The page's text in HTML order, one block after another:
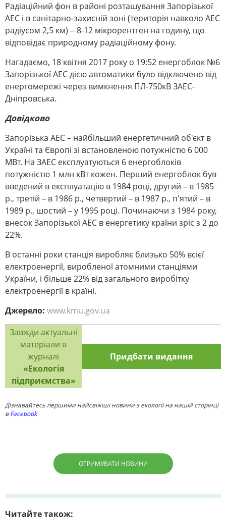
Радіаційний фон в районі розташування Запорізької
АЕС і в санітарно-захисній зоні (територія навколо АЕС
радіусом 2,5 км) ‒ 8-12 мікрорентген на годину, що
відповідає природному радіаційному фону.
Нагадаємо, 18 квітня 2017 року о 19:52 енергоблок №6
Запорізької АЕС дією автоматики було відключено від
енергомережі через вимкнення ПЛ-750кВ ЗАЕС-
Дніпровська.
Довідково
Запорізька АЕС – найбільший енергетичний об'єкт в
Україні та Європі зі встановленою потужністю 6 000
МВт. На ЗАЕС експлуатуються 6 енергоблоків
потужністю 1 млн кВт кожен. Перший енергоблок був
введений в експлуатацію в 1984 році, другий – в 1985
р., третій – в 1986 р., четвертий – в 1987 р., п'ятий – в
1989 р., шостий – у 1995 році. Починаючи з 1984 року,
внесок Запорізької АЕС в енергетику країни зріс з 2 до
22%.
В останні роки станція виробляє близько 50% всієї
електроенергії, виробленої атомними станціями
України, і більше 22% від загального виробітку
електроенергії в країні.
Джерело: www.kmu.gov.ua
Завжди актуальні
матеріали в
журналі
«Екологія
підприємства»
Придбати видання
Дізнавайтесь першими найсвіжіші новини з екології на нашій сторінці
вFacebook
ОТРИМУВАТИ НОВИНИ
Читайте також: